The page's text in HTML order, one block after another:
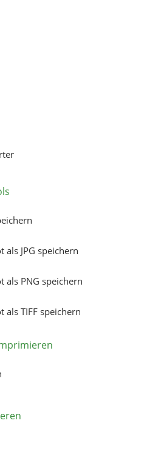
als JPG speichern
als PNG speichern
als TIFF speichern